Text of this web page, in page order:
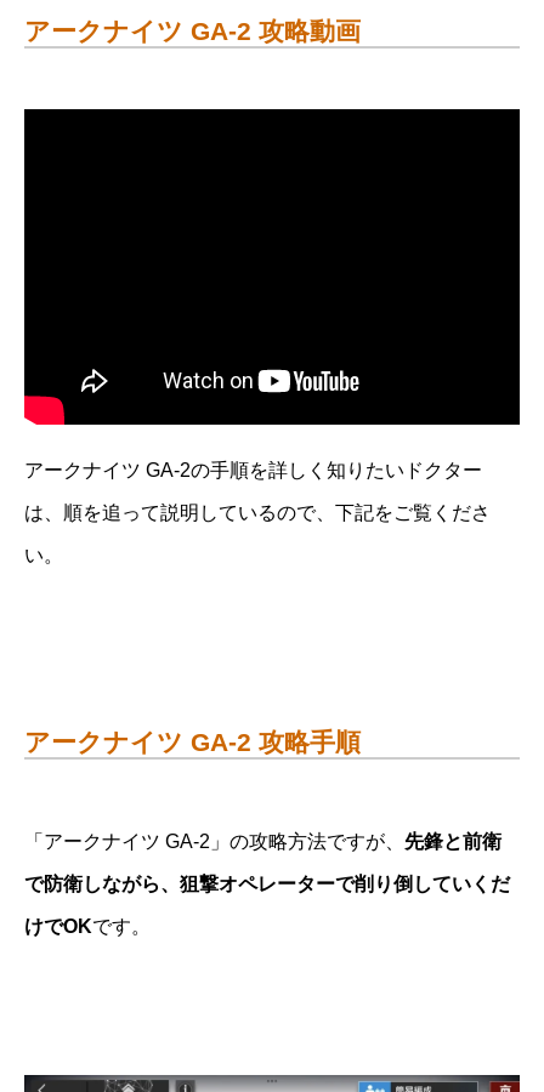
アークナイツ GA-2 攻略動画
アークナイツ GA-2の手順を詳しく知りたいドクター
は、順を追って説明しているので、下記をご覧くださ
い。
アークナイツ GA-2 攻略手順
「アークナイツ GA-2」の攻略方法ですが、 先鋒と前衛
で防衛しながら、狙撃オペレーターで削り倒していくだ
けでOKです。